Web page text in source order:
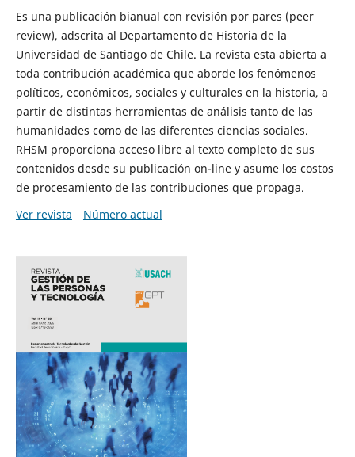
Es una publicación bianual con revisión por pares (peer
review), adscrita al Departamento de Historia de la
Universidad de Santiago de Chile. La revista esta abierta a
toda contribución académica que aborde los fenómenos
políticos, económicos, sociales y culturales en la historia, a
partir de distintas herramientas de análisis tanto de las
humanidades como de las diferentes ciencias sociales.
RHSM proporciona acceso libre al texto completo de sus
contenidos desde su publicación on-line y asume los costos
de procesamiento de las contribuciones que propaga.
Ver revista
Número actual